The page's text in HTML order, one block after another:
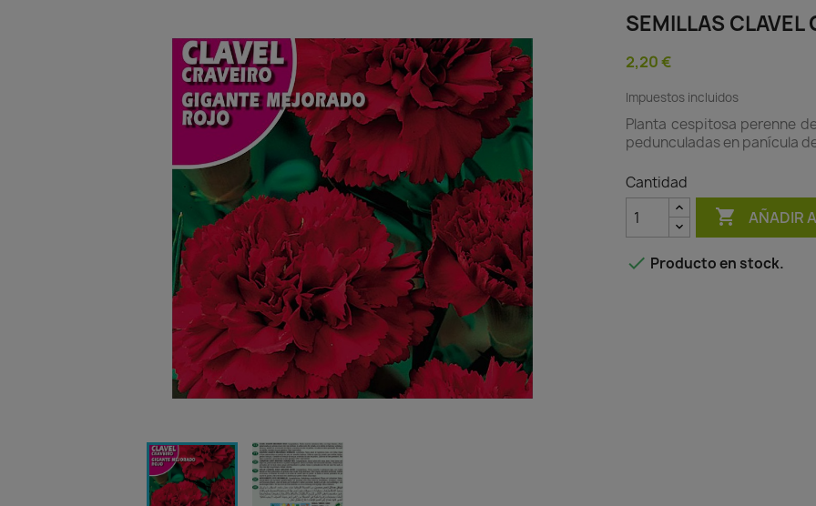
SEMILLAS CLAVEL
2,20 €
Impuestos incluidos
Planta cespitosa perenne
pedunculadas en panícula
Cantidad
 AÑADIR
 Producto en stock.